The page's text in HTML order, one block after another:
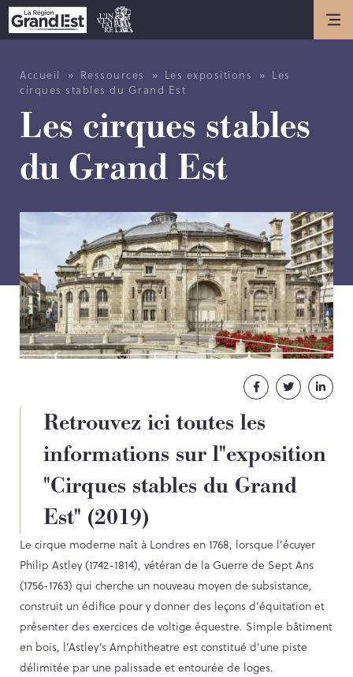
Actualités
ACTUALITÉS
ANNIVERSAIRE DE L’INVENTAIRE
GÉNÉRAL DU PATRIMOINE
CULTUREL
Présentation
LES MISSIONS DE L’INVENTAIRE
GÉNÉRAL
HISTOIRE DE L’INVENTAIRE
GÉNÉRAL
LES MÉTIERS DE L’INVENTAIRE
GÉNÉRAL
LES MEMBRES DE L’ÉQUIPE
LES SOUTIENS ACCORDÉS PAR LA
Opérations
Publications
TOUTES LES PUBLICATIONS
CAHIERS DU PATRIMOINE
CLEFS DU PATRIMOINE
HORS COLLECTION
IMAGES DU PATRIMOINE
INDICATEURS DU PATRIMOINE
Accueil » Ressources » Les expositions » Les
cirques stables du Grand Est
Les cirques stables
du Grand Est
FacebookTwitter
Retrouvez ici toutes les
informations sur l"exposition
"Cirques stables du Grand
Est" (2019)
Le cirque moderne naît à Londres en 1768, lorsque l’écuyer
Philip Astley (1742-1814), vétéran de la Guerre de Sept Ans
(1756-1763) qui cherche un nouveau moyen de subsistance,
construit un édifice pour y donner des leçons d’équitation et
présenter des exercices de voltige équestre. Simple bâtiment
en bois, l’Astley’s Amphitheatre est constitué d’une piste
délimitée par une palissade et entourée de loges.